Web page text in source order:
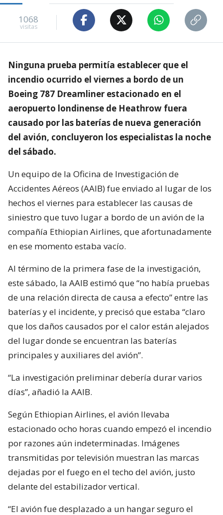
1068
visitas
Ninguna prueba permitía establecer que el
incendio ocurrido el viernes a bordo de un
Boeing 787 Dreamliner estacionado en el
aeropuerto londinense de Heathrow fuera
causado por las baterías de nueva generación
del avión, concluyeron los especialistas la noche
del sábado.
Un equipo de la Oficina de Investigación de
Accidentes Aéreos (AAIB) fue enviado al lugar de los
hechos el viernes para establecer las causas de
siniestro que tuvo lugar a bordo de un avión de la
compañía Ethiopian Airlines, que afortunadamente
en ese momento estaba vacío.
Al término de la primera fase de la investigación,
este sábado, la AAIB estimó que “no había pruebas
de una relación directa de causa a efecto” entre las
baterías y el incidente, y precisó que estaba “claro
que los daños causados por el calor están alejados
del lugar donde se encuentran las baterías
principales y auxiliares del avión”.
“La investigación preliminar debería durar varios
días”, añadió la AAIB.
Según Ethiopian Airlines, el avión llevaba
estacionado ocho horas cuando empezó el incendio
por razones aún indeterminadas. Imágenes
transmitidas por televisión muestran las marcas
dejadas por el fuego en el techo del avión, justo
delante del estabilizador vertical.
“El avión fue desplazado a un hangar seguro el